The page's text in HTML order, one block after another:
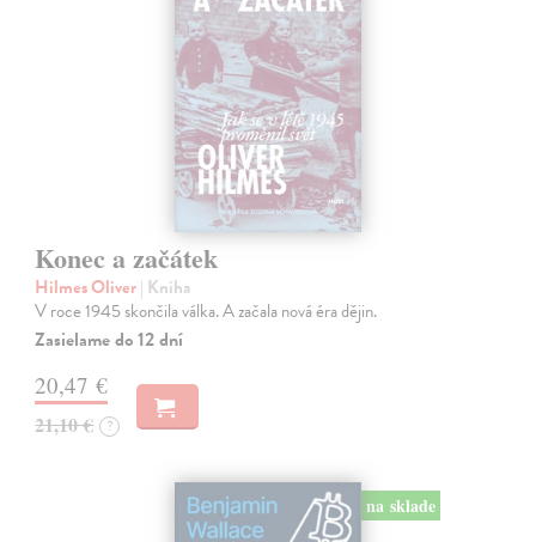
Konec a začátek
Hilmes Oliver| Kniha
V roce 1945 skončila válka. A začala nová éra dějin.
Zasielame do 12 dní
20,47 €
21,10 € ?
na sklade